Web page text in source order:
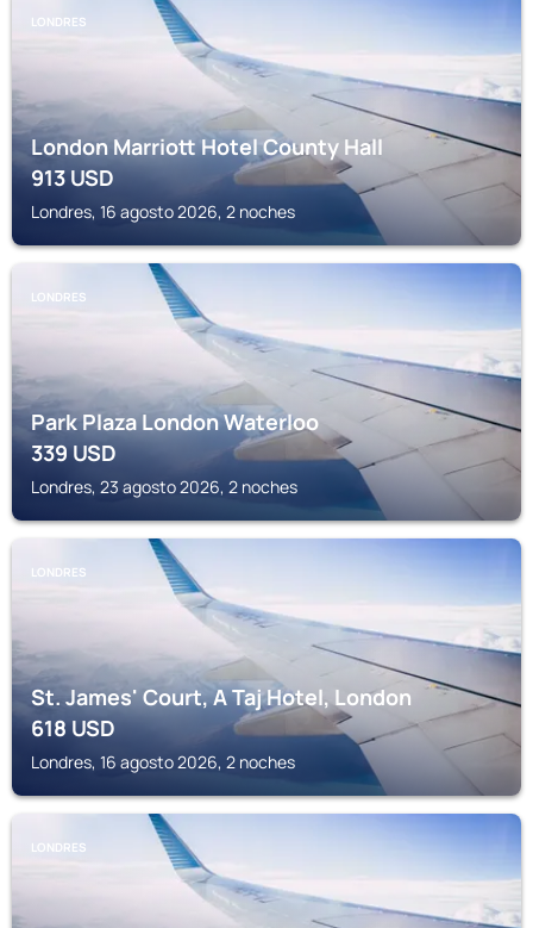
LONDRES
London Marriott Hotel County Hall
913USD
Londres, 16 agosto 2026, 2 noches
LONDRES
Park Plaza London Waterloo
339USD
Londres, 23 agosto 2026, 2 noches
LONDRES
St. James' Court, A Taj Hotel, London
618USD
Londres, 16 agosto 2026, 2 noches
LONDRES